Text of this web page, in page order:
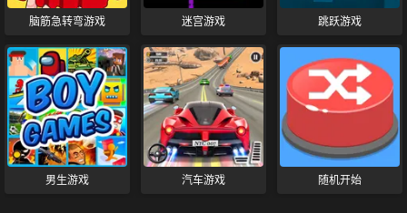
脑筋急转弯游戏 迷宫游戏 跳跃游戏
男生游戏 汽车游戏 随机开始